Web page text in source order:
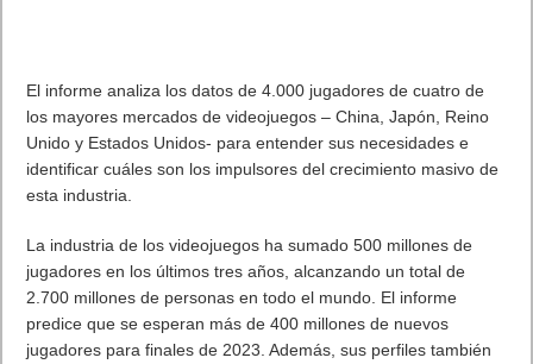
El informe analiza los datos de 4.000 jugadores de cuatro de
los mayores mercados de videojuegos – China, Japón, Reino
Unido y Estados Unidos- para entender sus necesidades e
identificar cuáles son los impulsores del crecimiento masivo de
esta industria.
La industria de los videojuegos ha sumado 500 millones de
jugadores en los últimos tres años, alcanzando un total de
2.700 millones de personas en todo el mundo. El informe
predice que se esperan más de 400 millones de nuevos
jugadores para finales de 2023. Además, sus perfiles también